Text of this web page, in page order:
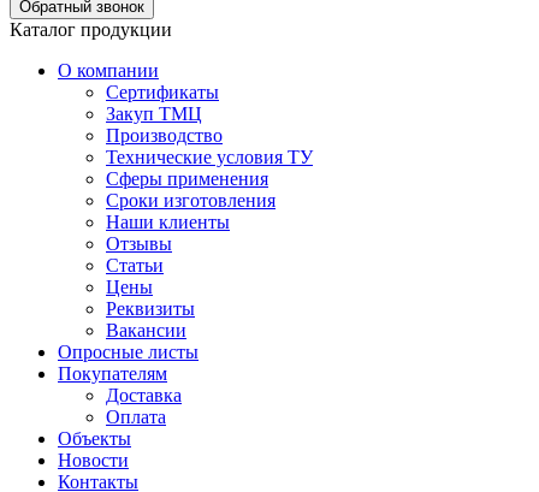
Каталог продукции
О компании
Сертификаты
Закуп ТМЦ
Производство
Технические условия ТУ
Сферы применения
Сроки изготовления
Наши клиенты
Отзывы
Статьи
Цены
Реквизиты
Вакансии
Опросные листы
Покупателям
Доставка
Оплата
Объекты
Новости
Контакты